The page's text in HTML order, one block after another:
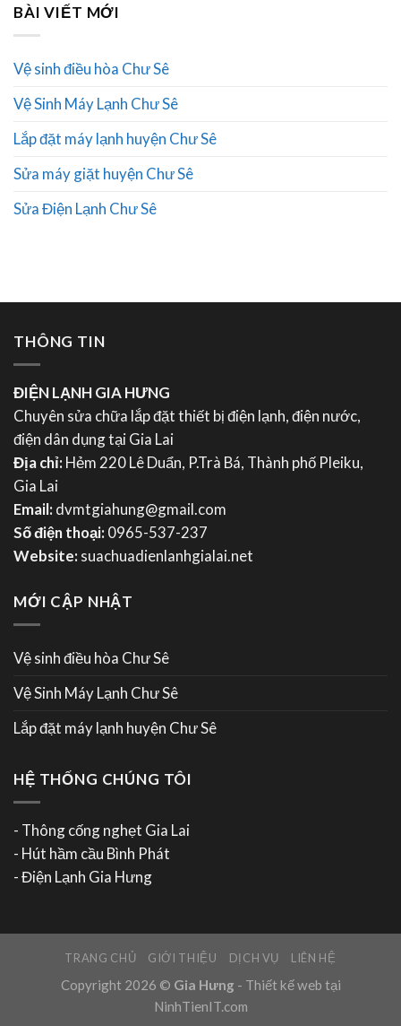
BÀI VIẾT MỚI
Vệ sinh điều hòa Chư Sê
Vệ Sinh Máy Lạnh Chư Sê
Lắp đặt máy lạnh huyện Chư Sê
Sửa máy giặt huyện Chư Sê
Sửa Điện Lạnh Chư Sê
THÔNG TIN
ĐIỆN LẠNH GIA HƯNG
Chuyên sửa chữa lắp đặt thiết bị điện lạnh, điện nước,
điện dân dụng tại Gia Lai
Địa chỉ: Hẻm 220 Lê Duẩn, P.Trà Bá, Thành phố Pleiku,
Gia Lai
Email: dvmtgiahung@gmail.com
Số điện thoại: 0965-537-237
Website: suachuadienlanhgialai.net
MỚI CẬP NHẬT
Vệ sinh điều hòa Chư Sê
Vệ Sinh Máy Lạnh Chư Sê
Lắp đặt máy lạnh huyện Chư Sê
HỆ THỐNG CHÚNG TÔI
- Thông cống nghẹt Gia Lai
- Hút hầm cầu Bình Phát
- Điện Lạnh Gia Hưng
TRANG CHỦ GIỚI THIỆU DỊCH VỤ LIÊN HỆ
Copyright 2026 © Gia Hưng - Thiết kế web tại
NinhTienIT.com